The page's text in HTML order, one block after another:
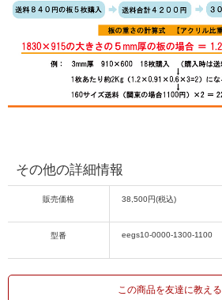
その他の詳細情報
販売価格 38,500円(税込)
型番 eegs10-0000-1300-1100
この商品を友達に教える